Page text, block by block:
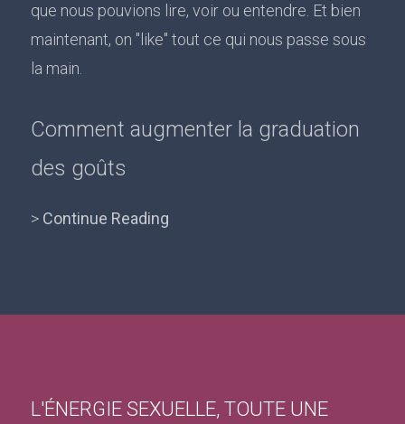
que nous pouvions lire, voir ou entendre. Et bien
maintenant, on "like" tout ce qui nous passe sous
la main.
Comment augmenter la graduation
des goûts
> Continue Reading
L'ÉNERGIE SEXUELLE, TOUTE UNE